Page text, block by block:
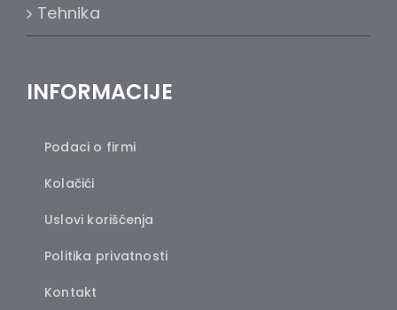
Tehnika
INFORMACIJE
Podaci o firmi
Kolačići
Uslovi korišćenja
Politika privatnosti
Kontakt